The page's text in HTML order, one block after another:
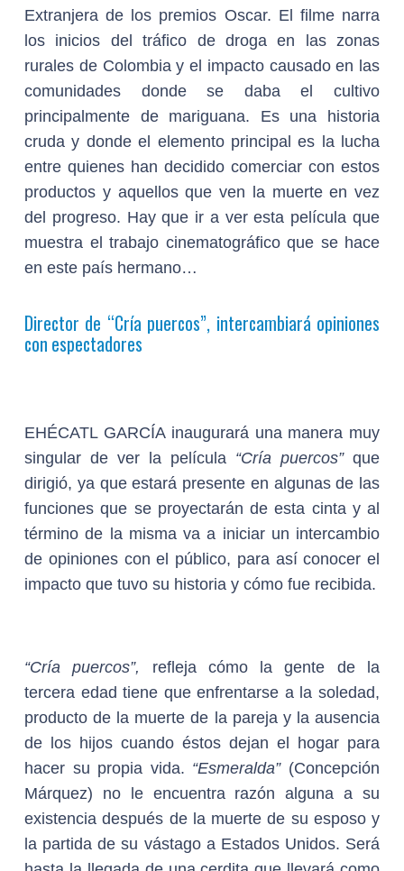
Extranjera de los premios Oscar. El filme narra
los inicios del tráfico de droga en las zonas
rurales de Colombia y el impacto causado en las
comunidades donde se daba el cultivo
principalmente de mariguana. Es una historia
cruda y donde el elemento principal es la lucha
entre quienes han decidido comerciar con estos
productos y aquellos que ven la muerte en vez
del progreso. Hay que ir a ver esta película que
muestra el trabajo cinematográfico que se hace
en este país hermano…
Director de “Cría puercos”, intercambiará opiniones
con espectadores
EHÉCATL GARCÍAinaugurará una manera muy
singular de ver la película “Cría puercos”que
dirigió, ya que estará presente en algunas de las
funciones que se proyectarán de esta cinta y al
término de la misma va a iniciar un intercambio
de opiniones con el público, para así conocer el
impacto que tuvo su historia y cómo fue recibida.
“Cría puercos”,
refleja cómo la gente de la
tercera edad tiene que enfrentarse a la soledad,
producto de la muerte de la pareja y la ausencia
de los hijos cuando éstos dejan el hogar para
hacer su propia vida. “Esmeralda”(Concepción
Márquez) no le encuentra razón alguna a su
existencia después de la muerte de su esposo y
la partida de su vástago a Estados Unidos. Será